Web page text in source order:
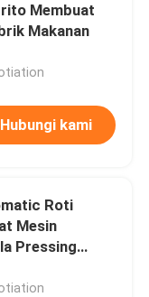
Membuat
Makanan
Hubungi kami
Roti
Mesin
Pressing